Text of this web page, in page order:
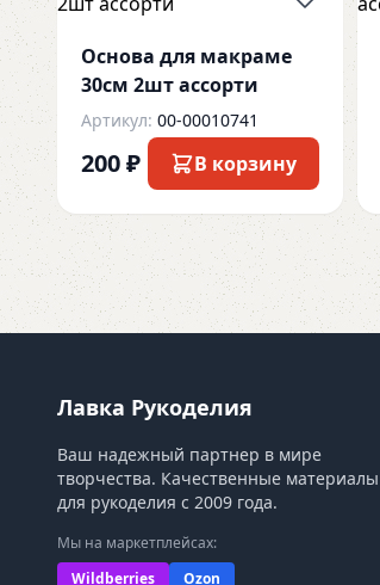
Основа для макраме
30см 2шт ассорти
Артикул: 00-00010741
200 ₽ В корзину
Лавка Рукоделия
Ваш надежный партнер в мире
творчества. Качественные материалы
для рукоделия с 2009 года.
Мы на маркетплейсах:
Wildberries
Ozon